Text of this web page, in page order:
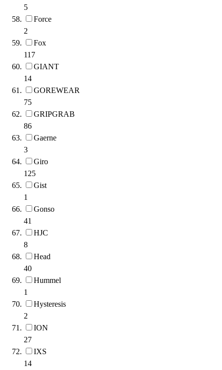
5
Force
2
Fox
117
GIANT
14
GOREWEAR
75
GRIPGRAB
86
Gaerne
3
Giro
125
Gist
1
Gonso
41
HJC
8
Head
40
Hummel
1
Hysteresis
2
ION
27
IXS
14